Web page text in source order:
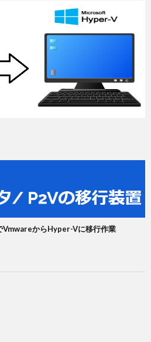
からHyper-Vに移行作業